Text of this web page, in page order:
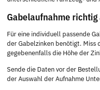
Gabelaufnahme
Für eine individuell passende
der Gabelzinken benötigt. Miss
gegebenenfalls die Höhe der
Sende die Daten vor der
der Auswahl der Aufnahme